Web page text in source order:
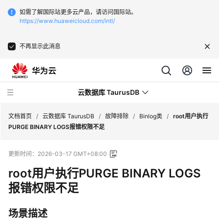
如需了解国际站更多云产品，请访问国际站。
https://www.huaweicloud.com/intl/
不再显示此消息
云数据库 TaurusDB
最
新
动
文档首页 / 云数据库 TaurusDB / 故障排除 / Binlog类 / root用户执行
PURGE BINARY LOGS报错权限不足
更新时间： 2026-03-17 GMT+08:00
root用户执行PURGE BINARY LOGS
报错权限不足
场景描述